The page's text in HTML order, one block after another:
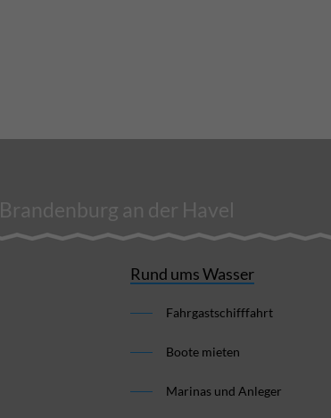
Brandenburg an der Havel
Rund ums Wasser
Fahrgastschifffahrt
Boote mieten
Marinas und Anleger